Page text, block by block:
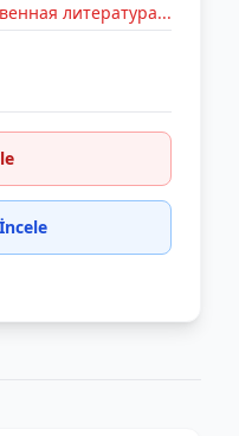
литература...